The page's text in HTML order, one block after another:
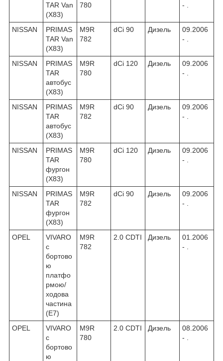
TAR Van
(X83)
780
- .
NISSAN
PRIMAS
TAR Van
(X83)
M9R
782
dCi 90 Дизель
09.2006
- .
NISSAN
PRIMAS
TAR
автобус
(X83)
M9R
780
dCi 120 Дизель
09.2006
- .
NISSAN
PRIMAS
TAR
автобус
(X83)
M9R
782
dCi 90 Дизель
09.2006
- .
NISSAN
PRIMAS
TAR
фургон
(X83)
M9R
780
dCi 120 Дизель
09.2006
- .
NISSAN
PRIMAS
TAR
фургон
(X83)
M9R
782
dCi 90 Дизель
09.2006
- .
OPEL
VIVARO
c
бортово
ю
платфо
рмою/
ходова
частина
(E7)
M9R
782
2.0 CDTI Дизель
01.2006
- .
OPEL
VIVARO
c
бортово
ю
M9R
780
2.0 CDTI Дизель
08.2006
- .